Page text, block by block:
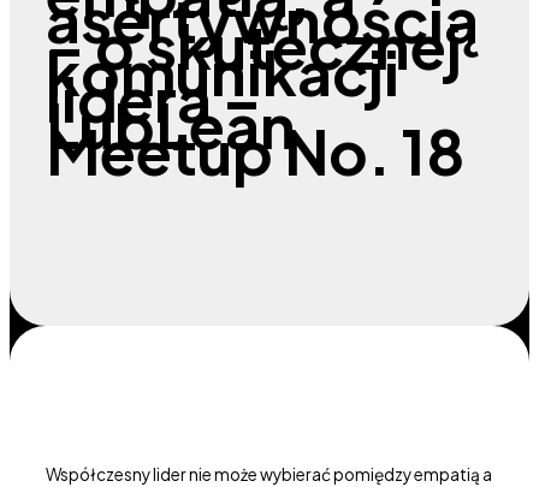
asertywnością
– o skutecznej
komunikacji
lidera –
LubLean
Meetup No. 18
Współczesny lider nie może wybierać pomiędzy empatią a